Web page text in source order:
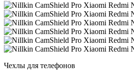
Чехлы для телефонов